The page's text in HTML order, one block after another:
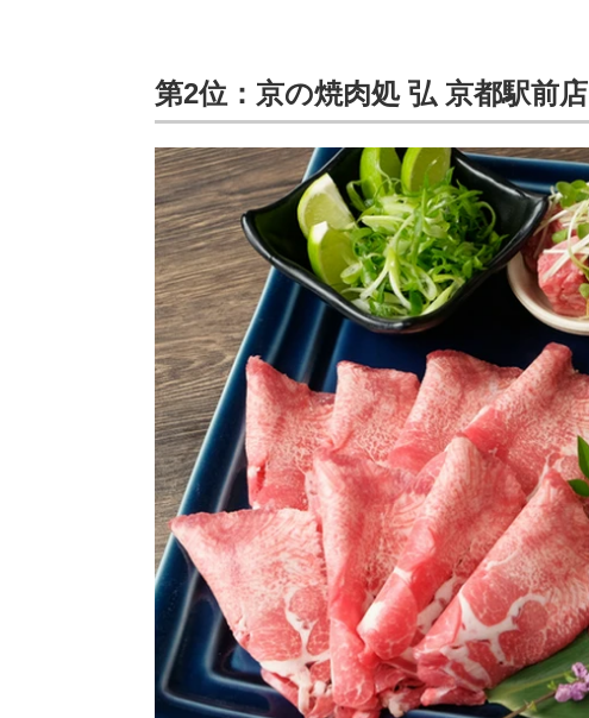
第2位：京の焼肉処 弘 京都駅前店